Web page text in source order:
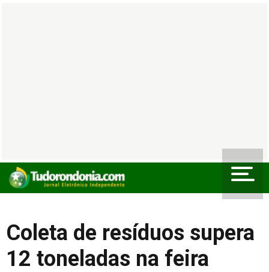
Coleta de resíduos supera
12 toneladas na feira